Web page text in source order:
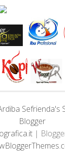
Sefrienda's
Blogger
|